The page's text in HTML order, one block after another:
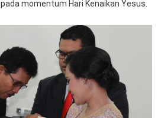
momentum Hari Kenaikan Yesus.